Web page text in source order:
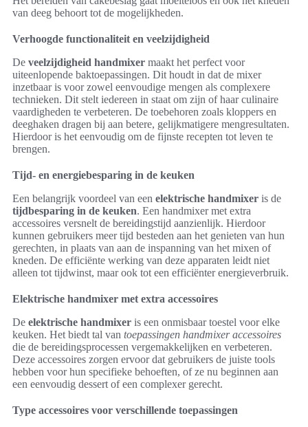
van deeg behoort tot de mogelijkheden.
Verhoogde functionaliteit en veelzijdigheid
De veelzijdigheid handmixer maakt het perfect voor
uiteenlopende baktoepassingen. Dit houdt in dat de mixer
inzetbaar is voor zowel eenvoudige mengen als complexere
technieken. Dit stelt iedereen in staat om zijn of haar culinaire
vaardigheden te verbeteren. De toebehoren zoals kloppers en
deeghaken dragen bij aan betere, gelijkmatigere mengresultaten.
Hierdoor is het eenvoudig om de fijnste recepten tot leven te
brengen.
Tijd- en energiebesparing in de keuken
Een belangrijk voordeel van een elektrische handmixer is de
tijdbesparing in de keuken. Een handmixer met extra
accessoires versnelt de bereidingstijd aanzienlijk. Hierdoor
kunnen gebruikers meer tijd besteden aan het genieten van hun
gerechten, in plaats van aan de inspanning van het mixen of
kneden. De efficiënte werking van deze apparaten leidt niet
alleen tot tijdwinst, maar ook tot een efficiënter energieverbruik.
Elektrische handmixer met extra accessoires
De elektrische handmixer is een onmisbaar toestel voor elke
keuken. Het biedt tal van toepassingen handmixer accessoires
die de bereidingsprocessen vergemakkelijken en verbeteren.
Deze accessoires zorgen ervoor dat gebruikers de juiste tools
hebben voor hun specifieke behoeften, of ze nu beginnen aan
een eenvoudig dessert of een complexer gerecht.
Type accessoires voor verschillende toepassingen